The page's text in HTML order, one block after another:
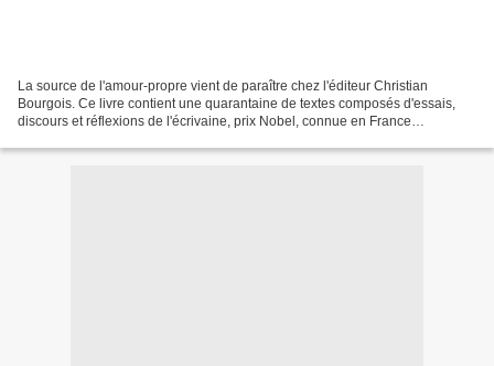
La source de l'amour-propre vient de paraître chez l'éditeur Christian
Bourgois. Ce livre contient une quarantaine de textes composés d'essais,
discours et réflexions de l'écrivaine, prix Nobel, connue en France